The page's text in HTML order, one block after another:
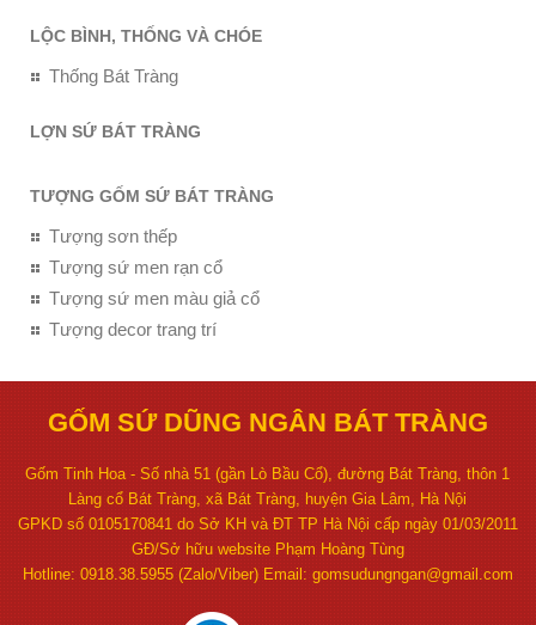
LỘC BÌNH, THỐNG VÀ CHÓE
Thống Bát Tràng
LỢN SỨ BÁT TRÀNG
TƯỢNG GỐM SỨ BÁT TRÀNG
Tượng sơn thếp
Tượng sứ men rạn cổ
Tượng sứ men màu giả cổ
Tượng decor trang trí
GỐM SỨ DŨNG NGÂN BÁT TRÀNG
Gốm Tinh Hoa - Số nhà 51 (gần Lò Bầu Cổ), đường Bát Tràng, thôn 1
Làng cổ Bát Tràng, xã Bát Tràng, huyện Gia Lâm, Hà Nội
GPKD số 0105170841 do Sở KH và ĐT TP Hà Nội cấp ngày 01/03/2011
GĐ/Sở hữu website Phạm Hoàng Tùng
Hotline: 0918.38.5955 (Zalo/Viber) Email: gomsudungngan@gmail.com